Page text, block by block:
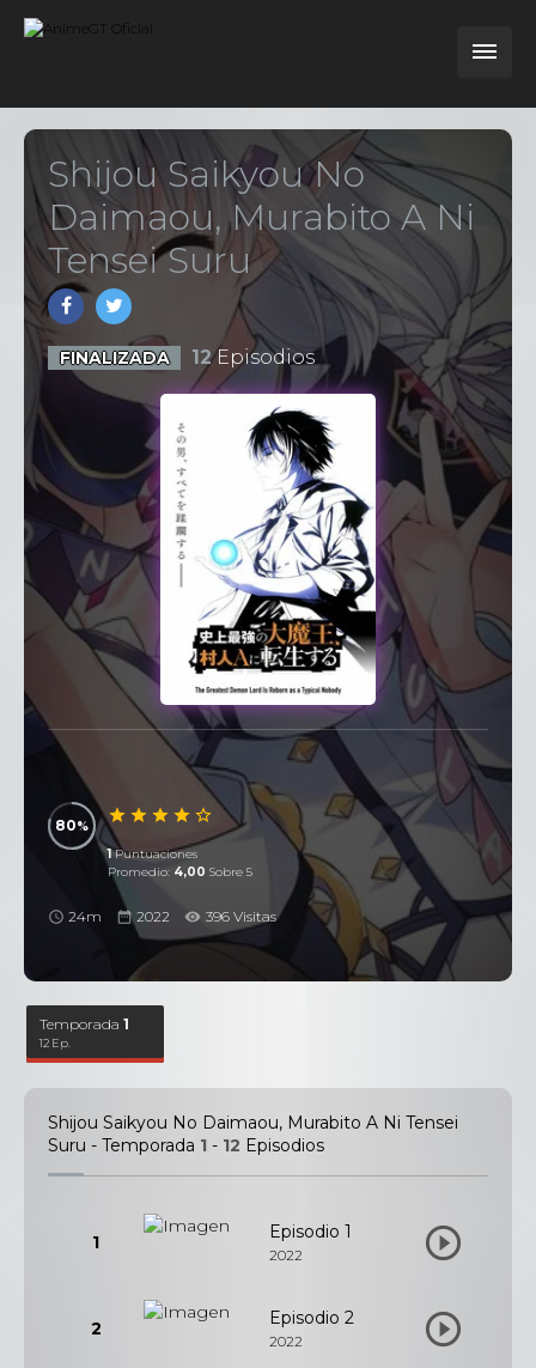
Shijou Saikyou No
Daimaou, Murabito A Ni
Tensei Suru
FINALIZADA 12Episodios
80
1Puntuaciones
Promedio: 4,00 Sobre 5
24m 2022 396 Visitas
Temporada1
12 Ep.
Shijou Saikyou No Daimaou, Murabito A Ni Tensei
Suru - Temporada 1 - 12 Episodios
1 Episodio 1
2022
2 Episodio 2
2022